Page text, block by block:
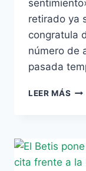
retirado ya
congratula
número de
pasada
LEER MÁS
DE